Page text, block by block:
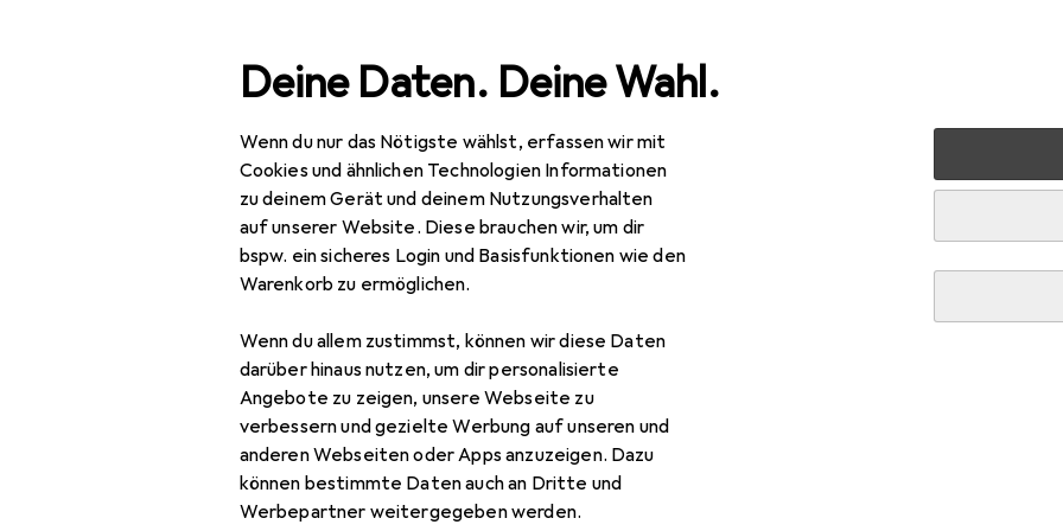
Deine Daten. Deine Wahl.
Wenn du nur das Nötigste wählst, erfassen wir mit
Cookies und ähnlichen Technologien Informationen
zu deinem Gerät und deinem Nutzungsverhalten
auf unserer Website. Diese brauchen wir, um dir
bspw. ein sicheres Login und Basisfunktionen wie den
Warenkorb zu ermöglichen.
Wenn du allem zustimmst, können wir diese Daten
darüber hinaus nutzen, um dir personalisierte
Angebote zu zeigen, unsere Webseite zu
verbessern und gezielte Werbung auf unseren und
anderen Webseiten oder Apps anzuzeigen. Dazu
können bestimmte Daten auch an Dritte und
Werbepartner weitergegeben werden.
Navigation nach Kategorien Gesamtsortiment Erotik Kondome + Gels